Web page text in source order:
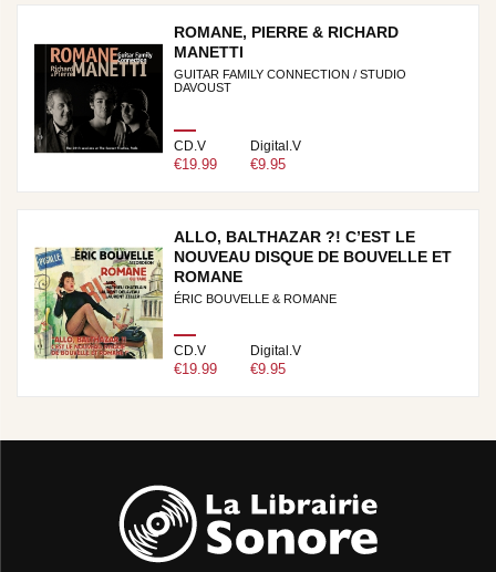
ROMANE, PIERRE & RICHARD
MANETTI
GUITAR FAMILY CONNECTION / STUDIO
DAVOUST
CD.V
€19.99
Digital.V
€9.95
ALLO, BALTHAZAR ?! C’EST LE
NOUVEAU DISQUE DE BOUVELLE ET
ROMANE
ÉRIC BOUVELLE & ROMANE
CD.V
€19.99
Digital.V
€9.95